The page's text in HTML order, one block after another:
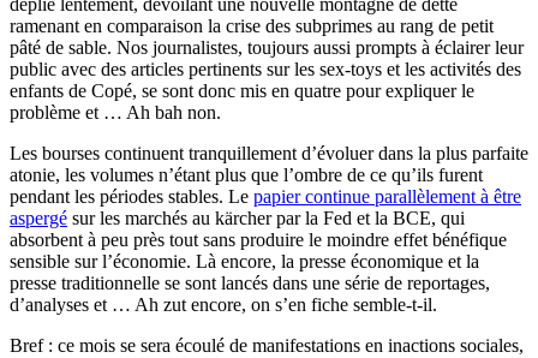
ramenant en comparaison la crise des subprimes au rang de petit
pâté de sable. Nos journalistes, toujours aussi prompts à éclairer leur
public avec des articles pertinents sur les sex-toys et les activités des
enfants de Copé, se sont donc mis en quatre pour expliquer le
problème et … Ah bah non.
Les bourses continuent tranquillement d’évoluer dans la plus parfaite
atonie, les volumes n’étant plus que l’ombre de ce qu’ils furent
pendant les périodes stables. Le papier continue parallèlement à être
aspergé sur les marchés au kärcher par la Fed et la BCE, qui
absorbent à peu près tout sans produire le moindre effet bénéfique
sensible sur l’économie. Là encore, la presse économique et la
presse traditionnelle se sont lancés dans une série de reportages,
d’analyses et … Ah zut encore, on s’en fiche semble-t-il.
Bref : ce mois se sera écoulé de manifestations en inactions sociales,